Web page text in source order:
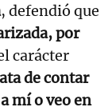
, defendió que
por
carácter
de contar
mí o veo en